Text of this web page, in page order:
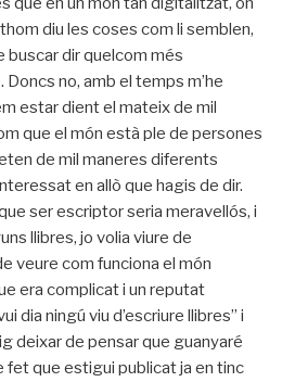
diu les coses com li semblen,
buscar dir quelcom més
no, amb el temps m’he
estar dient el mateix de mil
que el món està ple de persones
de mil maneres diferents
en allò que hagis de dir.
ser escriptor seria meravellós, i
llibres, jo volia viure de
veure com funciona el món
era complicat i un reputat
dia ningú viu d’escriure llibres” i
deixar de pensar que guanyaré
fet que estigui publicat ja en tinc